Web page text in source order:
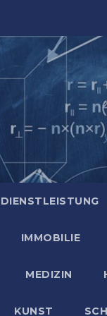
DIENSTLEISTUNG
IMMOBILIE
MEDIZIN
KUNST